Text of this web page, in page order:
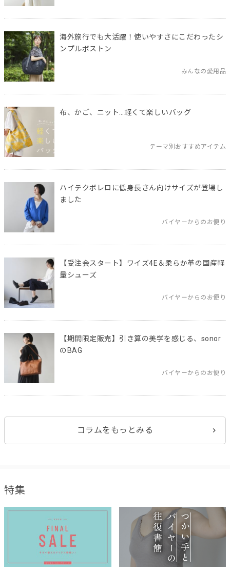
海外旅行でも大活躍！使いやすさにこだわったシ
ンプルボストン
みんなの愛用品
布、かご、ニット…軽くて楽しいバッグ
テーマ別おすすめアイテム
ハイテクボレロに低身長さん向けサイズが登場し
ました
バイヤーからのお便り
【受注会スタート】ワイズ4E＆柔らか革の国産軽
量シューズ
バイヤーからのお便り
【期間限定販売】引き算の美学を感じる、sonor
のBAG
バイヤーからのお便り
コラムをもっとみる
特集